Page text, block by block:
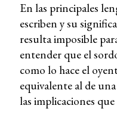
En las principales
escriben y su
resulta imposible
entender que el
como lo hace el
equivalente al de
las implicaciones